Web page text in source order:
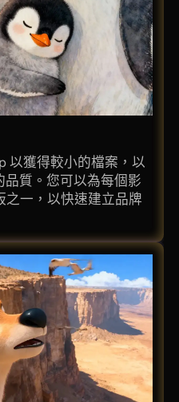
以獲得較小的檔案，以
質。您可以為每個影
之一，以快速建立品牌